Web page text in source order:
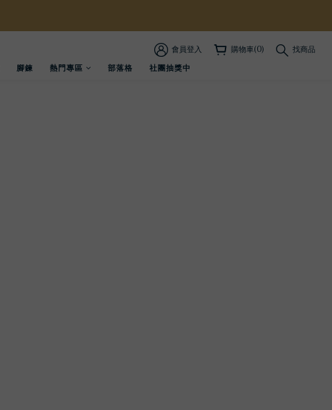
會員登入 購物車(0)
找商品
腳鍊 熱門專區 部落格 社團抽獎中